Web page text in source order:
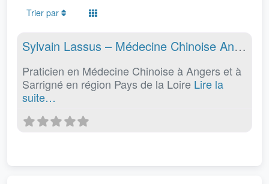
Trier par
Santé
Sylvain Lassus – Médecine Chinoise Angers – Maine et Loire
Praticien en Médecine Chinoise à Angers et à
Sarrigné en région Pays de la Loire Lire la
suite…